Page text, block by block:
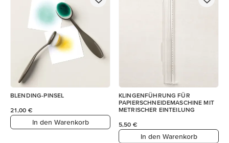
BLENDING-PINSEL
21,00 €
In den Warenkorb
KLINGENFÜHRUNG FÜR
PAPIERSCHNEIDEMASCHINE MIT
METRISCHER EINTEILUNG
5,50 €
In den Warenkorb